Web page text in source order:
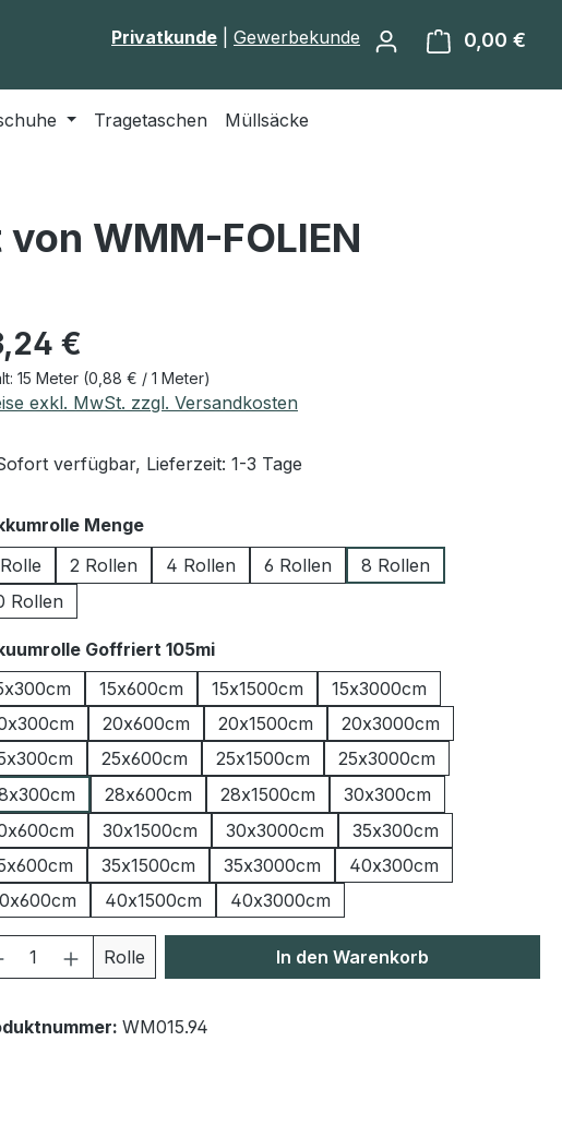
Privatkunde Gewerbekunde 0,00 €
Tragetaschen Müllsäcke
WMM-FOLIEN
Preis:
€
15 Meter (0,88 € / 1 Meter)
exkl. MwSt. zzgl. Versandkosten
verfügbar, Lieferzeit: 1-3 Tage
Mengeauswählen
2 Rollen 4 Rollen 6 Rollen
8 Rollen
Rollen
Goffriert 105miauswählen
15x600cm 15x1500cm
15x3000cm
20x600cm 20x1500cm
20x3000cm
25x600cm 25x1500cm
25x3000cm
28x600cm 28x1500cm
30x300cm
30x1500cm 30x3000cm
35x300cm
35x1500cm 35x3000cm
40x300cm
40x1500cm 40x3000cm
Anzahl: Gib den gewünschten Wert
Rolle In den Warenkorb
WM015.94